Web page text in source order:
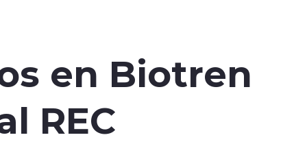
en Biotren
REC